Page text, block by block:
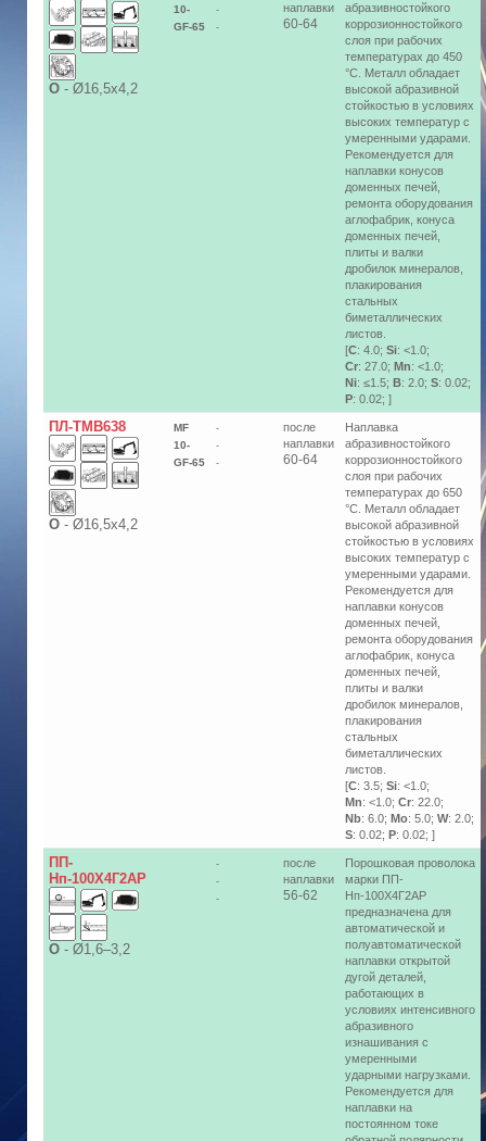
О - Ø16,5х4,2
10-
GF-65
-
-
наплавки
60-64
абразивностойкого
коррозионностойкого
слоя при рабочих
температурах до 450
°С. Металл обладает
высокой абразивной
стойкостью в условиях
высоких температур с
умеренными ударами.
Рекомендуется для
наплавки конусов
доменных печей,
ремонта оборудования
аглофабрик, конуса
доменных печей,
плиты и валки
дробилок минералов,
плакирования
стальных
биметаллических
листов.
[C: 4.0; Si: <1.0;
Cr: 27.0; Mn: <1.0;
Ni: ≤1.5; B: 2.0; S: 0.02;
P: 0.02; ]
ПЛ-ТМВ638
О - Ø16,5х4,2
MF
10-
GF-65
-
-
-
после
наплавки
60-64
Наплавка
абразивностойкого
коррозионностойкого
слоя при рабочих
температурах до 650
°С. Металл обладает
высокой абразивной
стойкостью в условиях
высоких температур с
умеренными ударами.
Рекомендуется для
наплавки конусов
доменных печей,
ремонта оборудования
аглофабрик, конуса
доменных печей,
плиты и валки
дробилок минералов,
плакирования
стальных
биметаллических
листов.
[C: 3.5; Si: <1.0;
Mn: <1.0; Cr: 22.0;
Nb: 6.0; Mo: 5.0; W: 2.0;
S: 0.02; P: 0.02; ]
ПП-
Нп-100Х4Г2АР
О - Ø1,6–3,2
-
-
-
после
наплавки
56-62
Порошковая проволока
марки ПП-
Нп-100Х4Г2АР
предназначена для
автоматической и
полуавтоматической
наплавки открытой
дугой деталей,
работающих в
условиях интенсивного
абразивного
изнашивания с
умеренными
ударными нагрузками.
Рекомендуется для
наплавки на
постоянном токе